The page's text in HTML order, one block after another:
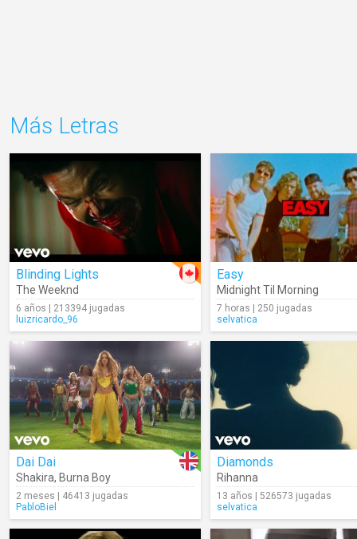
Más Letras
Blinding Lights
The Weeknd
6 años | 213394 jugadas
luizricardo_96
Easy
Midnight Til Morning
7 horas | 250 jugadas
selvatica
Dai Dai
Shakira, Burna Boy
2 meses | 46413 jugadas
PabloBiel
Diamonds
Rihanna
13 años | 526573 jugadas
selvatica